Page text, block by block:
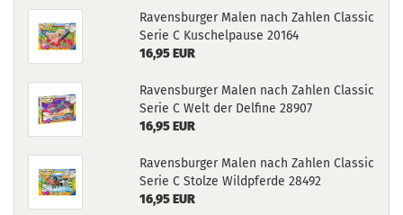
Ravensburger Malen nach Zahlen Classic
Serie C Kuschelpause 20164
16,95 EUR
Ravensburger Malen nach Zahlen Classic
Serie C Welt der Delfine 28907
16,95 EUR
Ravensburger Malen nach Zahlen Classic
Serie C Stolze Wildpferde 28492
16,95 EUR